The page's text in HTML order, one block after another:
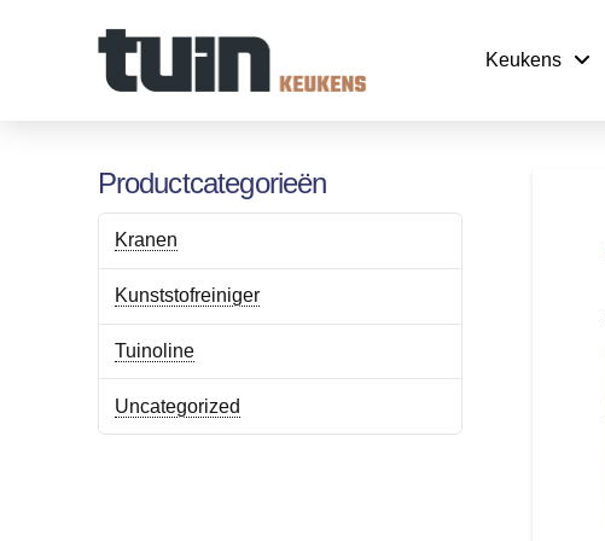
Keukens
Productcategorieën
Kranen
Kunststofreiniger
Tuinoline
Uncategorized